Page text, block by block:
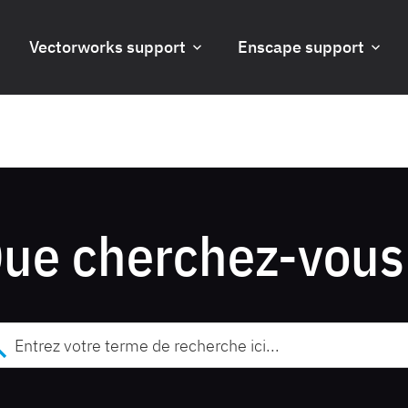
Vectorworks support Enscape support
cherchez-